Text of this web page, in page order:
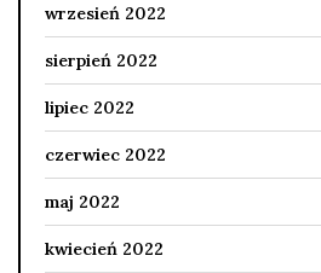
wrzesień 2022
sierpień 2022
lipiec 2022
czerwiec 2022
maj 2022
kwiecień 2022